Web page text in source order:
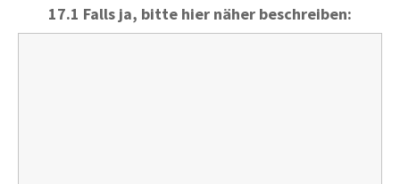
17.1 Falls ja, bitte hier näher beschreiben: